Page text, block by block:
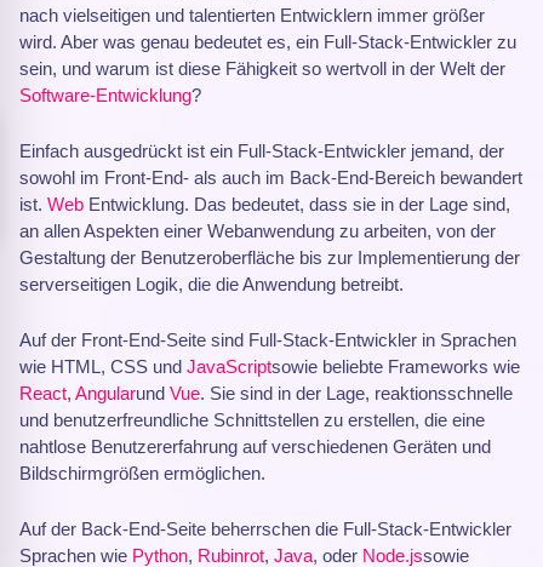
nach vielseitigen und talentierten Entwicklern immer größer
wird. Aber was genau bedeutet es, ein Full-Stack-Entwickler zu
sein, und warum ist diese Fähigkeit so wertvoll in der Welt der
Software-Entwicklung?
Einfach ausgedrückt ist ein Full-Stack-Entwickler jemand, der
sowohl im Front-End- als auch im Back-End-Bereich bewandert
ist. Web Entwicklung. Das bedeutet, dass sie in der Lage sind,
an allen Aspekten einer Webanwendung zu arbeiten, von der
Gestaltung der Benutzeroberfläche bis zur Implementierung der
serverseitigen Logik, die die Anwendung betreibt.
Auf der Front-End-Seite sind Full-Stack-Entwickler in Sprachen
wie HTML, CSS und JavaScriptsowie beliebte Frameworks wie
React, Angularund Vue. Sie sind in der Lage, reaktionsschnelle
und benutzerfreundliche Schnittstellen zu erstellen, die eine
nahtlose Benutzererfahrung auf verschiedenen Geräten und
Bildschirmgrößen ermöglichen.
Auf der Back-End-Seite beherrschen die Full-Stack-Entwickler
Sprachen wie Python, Rubinrot, Java, oder Node.jssowie